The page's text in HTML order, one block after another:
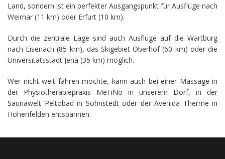
Land, sondern ist ein perfekter Ausgangspunkt für Ausflüge nach
Weimar (11 km) oder Erfurt (10 km).
Durch die zentrale Lage sind auch Ausflüge auf die Wartburg
nach Eisenach (85 km), das Skigebiet Oberhof (60 km) oder die
Universitätsstadt Jena (35 km) möglich.
Wer nicht weit fahren möchte, kann auch bei einer Massage in
der Physiotherapiepraxis MeFiNo in unserem Dorf, in der
Saunawelt Peltobad in Sohnstedt oder der Avenida Therme in
Hohenfelden entspannen.